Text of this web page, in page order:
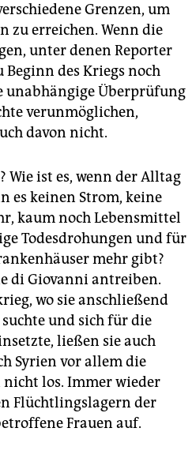
Grenzen, um
zu erreichen. Wenn die
unter denen Reporter
des Kriegs noch
unabhängige Überprüfung
verunmöglichen,
davon nicht.
Wie ist es, wenn der Alltag
es keinen Strom, keine
kaum noch Lebensmittel
Todesdrohungen und für
mehr gibt?
di Giovanni antreiben.
wo sie anschließend
und sich für die
ließen sie auch
Syrien vor allem die
los. Immer wieder
Flüchtlingslagern der
Frauen auf.